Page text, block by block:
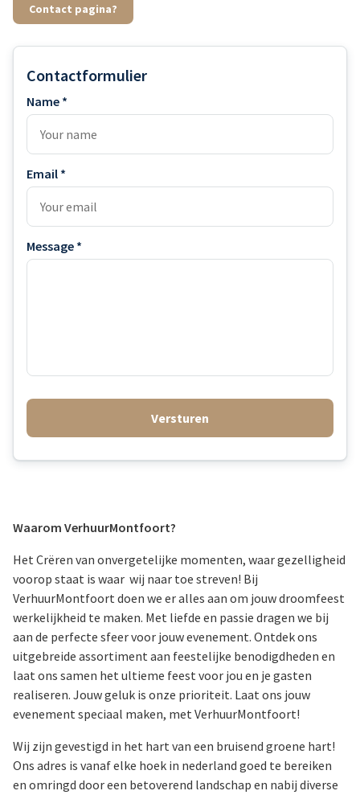
Contactformulier
Name *
Email *
Message *
Versturen
Contact pagina?
Waarom VerhuurMontfoort?
Het Crëren van onvergetelijke momenten, waar gezelligheid
voorop staat is waar wij naar toe streven! Bij
VerhuurMontfoort doen we er alles aan om jouw droomfeest
werkelijkheid te maken. Met liefde en passie dragen we bij
aan de perfecte sfeer voor jouw evenement. Ontdek ons
uitgebreide assortiment aan feestelijke benodigdheden en
laat ons samen het ultieme feest voor jou en je gasten
realiseren. Jouw geluk is onze prioriteit. Laat ons jouw
evenement speciaal maken, met VerhuurMontfoort!
Wij zijn gevestigd in het hart van een bruisend groene hart!
Ons adres is vanaf elke hoek in nederland goed te bereiken
en omringd door een betoverend landschap en nabij diverse